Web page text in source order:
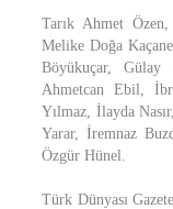
Tarık Ahmet
Melike Doğa
Böyükuçar, Gülay
Ahmetcan Ebil,
Yılmaz, İlayda
Yarar, İremnaz
Özgür Hünel.
Türk Dünyası